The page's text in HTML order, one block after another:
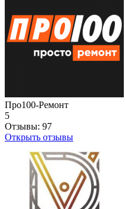
Про100-Ремонт
5
Отзывы: 97
Открыть отзывы